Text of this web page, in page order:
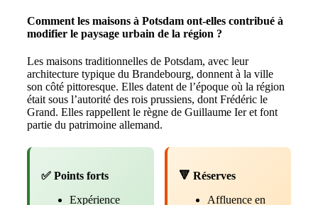
Comment les maisons à Potsdam ont-elles contribué à
modifier le paysage urbain de la région ?
Les maisons traditionnelles de Potsdam, avec leur
architecture typique du Brandebourg, donnent à la ville
son côté pittoresque. Elles datent de l’époque où la région
était sous l’autorité des rois prussiens, dont Frédéric le
Grand. Elles rappellent le règne de Guillaume Ier et font
partie du patrimoine allemand.
✅ Points forts
Expérience
🔻 Réserves
Affluence en